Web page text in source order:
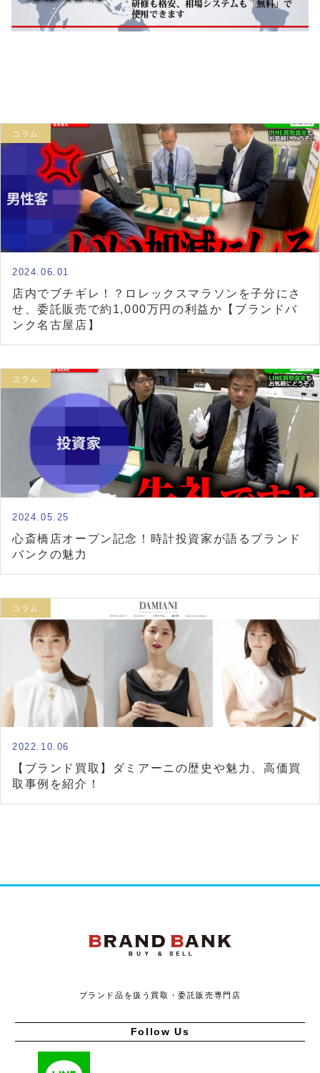
コラム
2024.06.01
店内でブチギレ！？ロレックスマラソンを子分にさ
せ、委託販売で約1,000万円の利益か【ブランドバ
ンク名古屋店】
コラム
2024.05.25
心斎橋店オープン記念！時計投資家が語るブランド
バンクの魅力
コラム
2022.10.06
【ブランド買取】ダミアーニの歴史や魅力、高価買
取事例を紹介！
ブランド品を扱う買取・委託販売専門店
Follow Us